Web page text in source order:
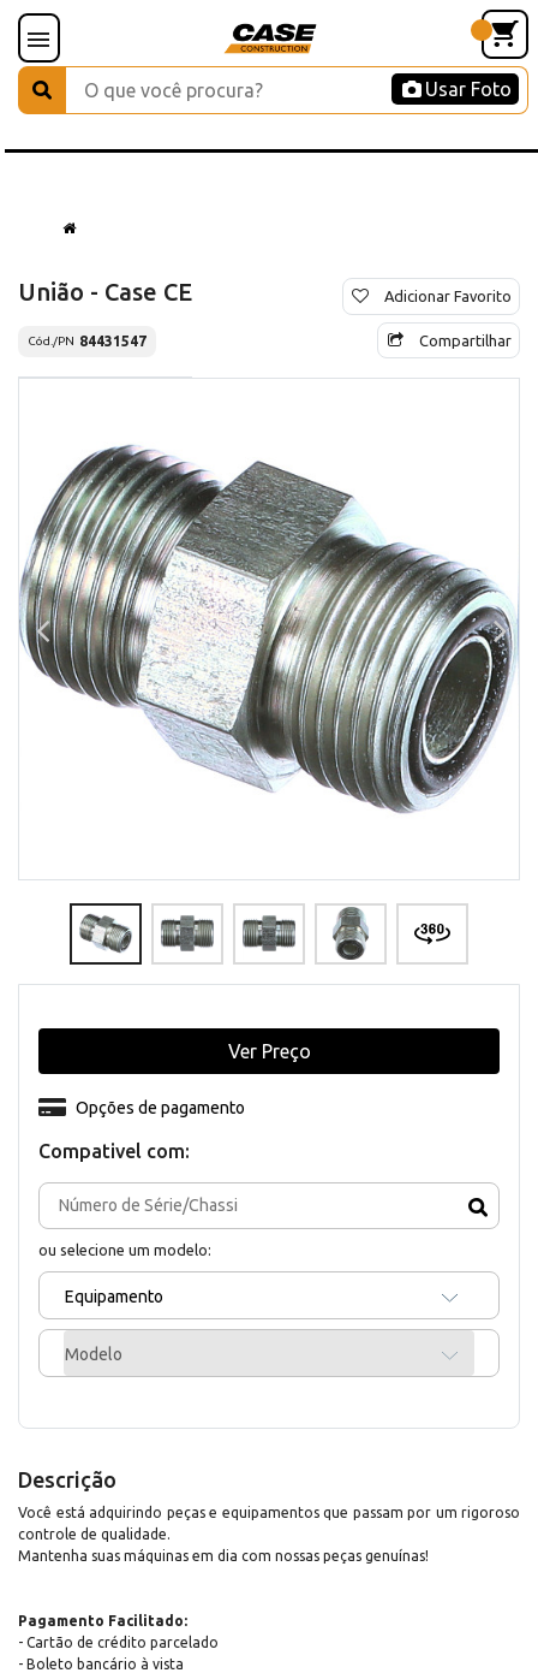
Usar Foto
União - Case CE
Cód./PN 84431547
Adicionar Favorito
Compartilhar
Compativel com:
ou selecione um modelo:
Equipamento
Modelo
Opções de pagamento
Ver Preço
Descrição
Você está adquirindo peças e equipamentos que passam por um rigoroso
controle de qualidade.
Mantenha suas máquinas em dia com nossas peças genuínas!
Pagamento Facilitado:
- Cartão de crédito parcelado
- Boleto bancário à vista